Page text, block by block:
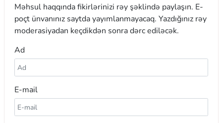
Məhsul haqqında fikirlərinizi rəy şəklində paylaşın. E-
poçt ünvanınız saytda yayımlanmayacaq. Yazdığınız rəy
moderasiyadan keçdikdən sonra dərc ediləcək.
Ad
E-mail